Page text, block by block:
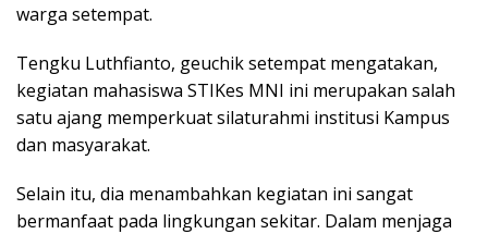
warga setempat.
Tengku Luthfianto, geuchik setempat mengatakan,
kegiatan mahasiswa STIKes MNI ini merupakan salah
satu ajang memperkuat silaturahmi institusi Kampus
dan masyarakat.
Selain itu, dia menambahkan kegiatan ini sangat
bermanfaat pada lingkungan sekitar. Dalam menjaga